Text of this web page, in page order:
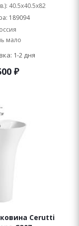
40.5x40.5x82
189094
мало
1-2 дня
₽
Cerutti